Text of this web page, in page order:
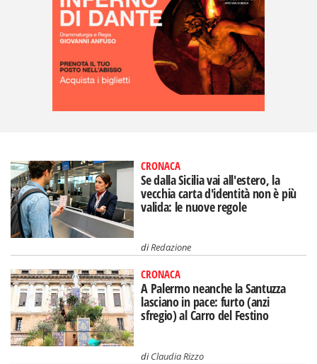
CRONACA
Se dalla Sicilia vai all'estero, la
vecchia carta d'identità non è più
valida: le nuove regole
diRedazione
CRONACA
A Palermo neanche la Santuzza
lasciano in pace: furto (anzi
sfregio) al Carro del Festino
diClaudia Rizzo